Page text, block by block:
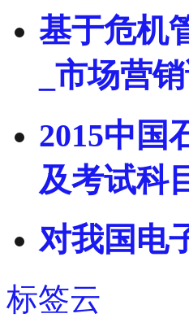
基于危机
_市场营
2015中国
及考试科
对我国电
标签云